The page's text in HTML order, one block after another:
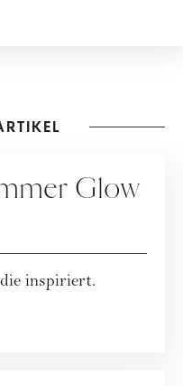
Glow
inspiriert.